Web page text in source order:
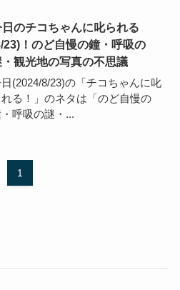
のチコちゃんに叱られる
23)！のど自慢の鐘・呼吸の
観光地の写真の不思議
(2024/8/23)の「チコちゃんに叱
れる！」のネタは「のど自慢の
呼吸の謎・...
1